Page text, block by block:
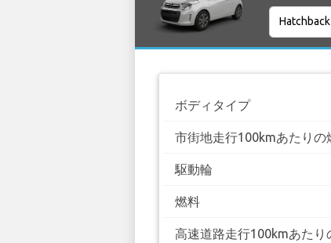
ボディタイプ
市街地走行100kmあたりの
駆動輪
燃料
高速道路走行100kmあたり